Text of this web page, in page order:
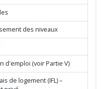
des niveaux
d'emploi (voir Partie V)
de logement (IFL) –